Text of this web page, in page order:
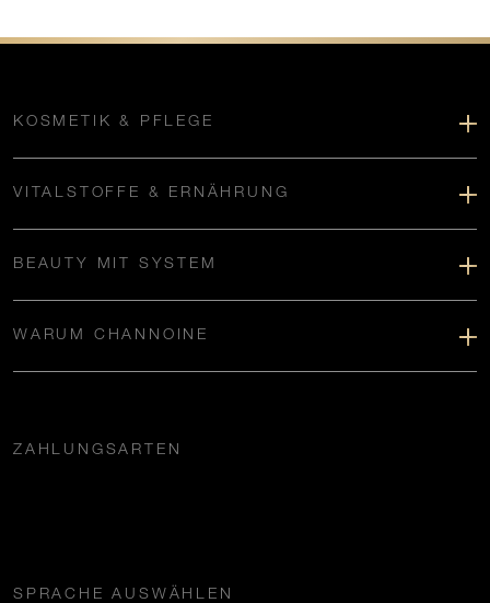
KOSMETIK & PFLEGE
VITALSTOFFE & ERNÄHRUNG
BEAUTY MIT SYSTEM
WARUM CHANNOINE
ZAHLUNGSARTEN
SPRACHE AUSWÄHLEN